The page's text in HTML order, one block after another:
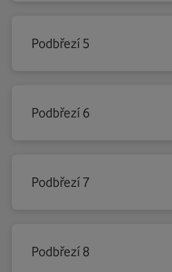
Podbřezí 5
Podbřezí 6
Podbřezí 7
Podbřezí 8